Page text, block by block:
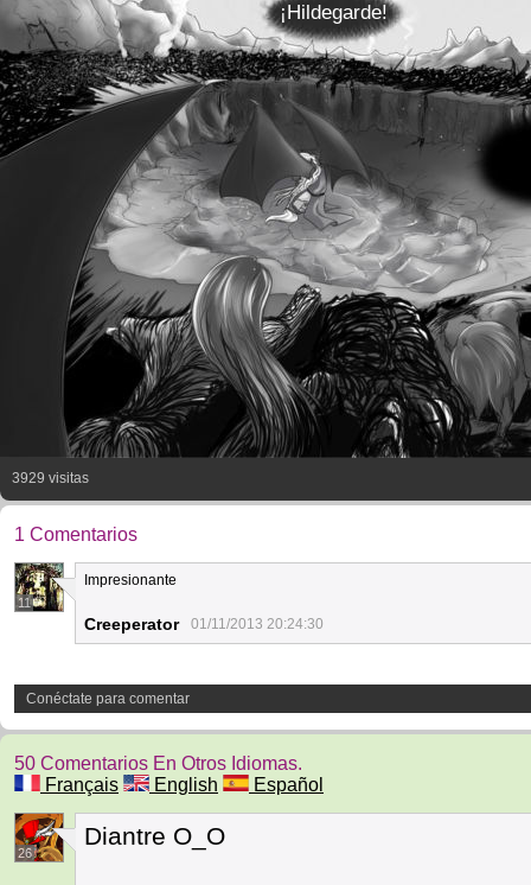
¡Hildegarde!
3929 visitas
1 Comentarios
11
Impresionante
Creeperator 01/11/2013 20:24:30
Conéctate para comentar
50 Comentarios En Otros Idiomas.
Français
English Español
26
Diantre O_O